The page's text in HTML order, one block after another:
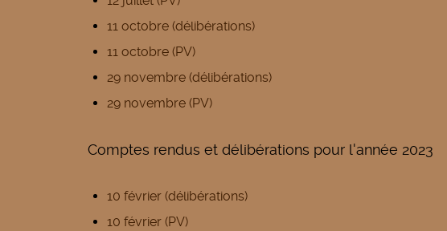
11 octobre (délibérations)
11 octobre (PV)
29 novembre (délibérations)
29 novembre (PV)
Comptes rendus et délibérations pour l'année 2023
10 février (délibérations)
10 février (PV)